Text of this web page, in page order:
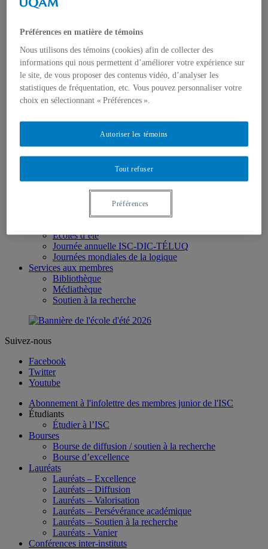
Nous joindre
Devenir membre
Membres étudiant.es
Membres associé.es
Formation
Concentration de 2e cycle
Concentration de 3e cycle
Cours ISC
Pôle 2 : Perception et action
Pôle 3 : Approches computationnelles
Pôle 4 : Apprentissage
Pôle 5 : Cognition organisationnelle
Partenaires et collaborations
Thèmes transversaux
Ateliers/Séminaires/Colloques
Écoles d’été
Journée annuelle ISC-DIC-TÉLUQ
Journées mondiales de la logique
Services aux membres
Bibliothèque
Médiathèque
Soutien à la recherche
Suivez-nous
Facebook
Twitter
Youtube
Abonnement à l'infolettre des membres junior de l'ISC
Étudiants
Étudier à l’ISC
Bourses
Bourse de diffusion / soutien à la recherche
Bourse d’excellence
Lauréats
Lauréats – Excellence
Lauréats – Diffusion
Lauréats – Valorisation
Lauréats – Persévérance académique
Lauréats – Soutien à la recherche
Lauréats - Vanier
Conférences inter-instituts
Préférences en matière de témoins
Nous utilisons des témoins (cookies) afin de collecter des
informations qui nous permettent d’améliorer votre expérience sur
le site, de vous proposer des contenus vidéo, d’analyser les
statistiques de fréquentation, etc. Vous pouvez personnaliser votre
choix en sélectionnant « Préférences ».
Tout refuser
Autoriser les témoins
Préférences